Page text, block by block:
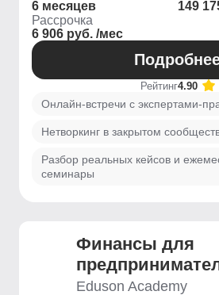
6 месяцев
149
Рассрочка
6 906 руб. /мес
Рейтинг4.90
Онлайн-встречи с экспертами-
Нетворкинг в закрытом
Разбор реальных кейсов и
семинары
Финансы для
Eduson Academy